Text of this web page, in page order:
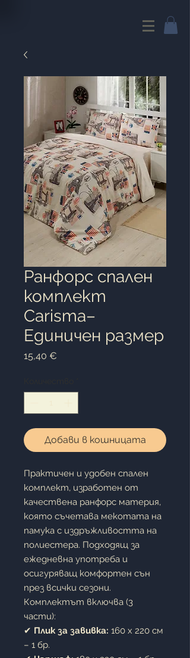
Ранфорс спален
комплект
Carisma–
Единичен размер
15,40 €
Добави в кошницата
Практичен и удобен спален
комплект, изработен от
качествена ранфорс материя,
която съчетава мекотата на
памука с издръжливостта на
полиестера. Подходящ за
ежедневна употреба и
осигуряващ комфортен сън
през всички сезони.
Комплектът включва (3
части):
✔ Плик за завивка: 160 x 220 см
– 1 бр.